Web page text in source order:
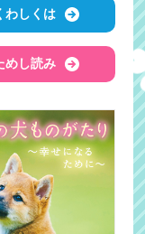
わしくは
めし読み